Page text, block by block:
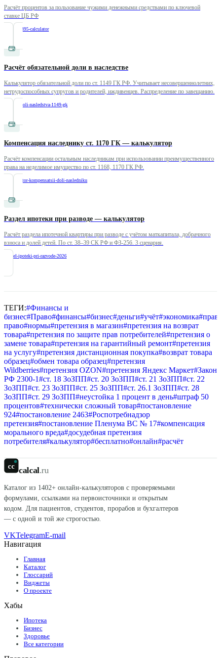
Расчёт процентов за пользование чужими денежными средствами по ключевой
ставке ЦБ РФ
interest-395-calculator
Расчёт обязательной доли в наследстве
Калькулятор обязательной доли по ст. 1149 ГК РФ. Учитывает несовершеннолетних,
нетрудоспособных супругов и родителей, иждивенцев. Распределение по завещанию.
raschet-doli-nasledstva-1149-gk
Компенсация наследнику ст. 1170 ГК — калькулятор
Расчёт компенсации остальным наследникам при использовании преимущественного
права на неделимое имущество по ст. 1168, 1170 ГК РФ.
kalkulyator-kompensatsii-doli-nasledniku
Раздел ипотеки при разводе — калькулятор
Расчёт раздела ипотечной квартиры при разводе с учётом маткапитала, добрачного
взноса и долей детей. По ст. 38–39 СК РФ и ФЗ-256. 3 сценария.
razdel-ipoteki-pri-razvode-2026
ТЕГИ:#Финансы и
бизнес#Право#финансы#бизнес#деньги#учёт#экономика#
право#нормы#претензия в магазин#претензия на возврат
товара#претензия по защите прав потребителей#претензия о
замене товара#претензия на гарантийный ремонт#претензия
на услугу#претензия дистанционная покупка#возврат товара
образец#обмен товара образец#претензия
Wildberries#претензия OZON#претензия Яндекс Маркет#Закон
РФ 2300-1#ст. 18 ЗоЗПП#ст. 20 ЗоЗПП#ст. 21 ЗоЗПП#ст. 22
ЗоЗПП#ст. 23 ЗоЗПП#ст. 25 ЗоЗПП#ст. 26.1 ЗоЗПП#ст. 28
ЗоЗПП#ст. 29 ЗоЗПП#неустойка 1 процент в день#штраф 50
процентов#технически сложный товар#постановление
924#постановление 2463#Роспотребнадзор
претензия#постановление Пленума ВС № 17#компенсация
морального вреда#досудебная претензия
потребителя#калькулятор#бесплатно#онлайн#расчёт
cc calcal.ru
Каталог из 1402+ онлайн-калькуляторов с проверяемыми
формулами, ссылками на первоисточники и открытым
кодом. Для пациентов, студентов, прорабов и бухгалтеров
— с одной и той же строгостью.
VKTelegramE-mail
Навигация
Главная
Каталог
Глоссарий
Виджеты
О проекте
Хабы
Ипотека
Бизнес
Здоровье
Все категории